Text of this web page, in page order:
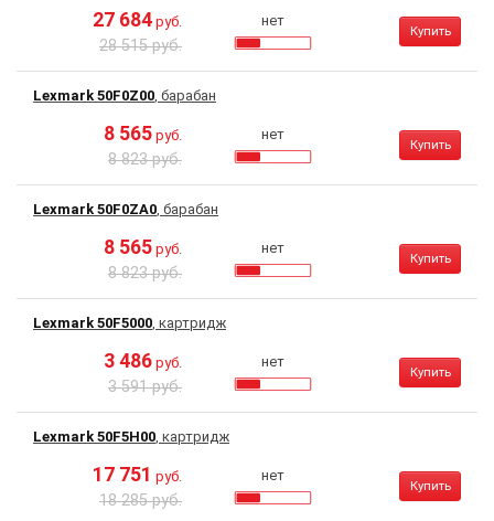
27 684 руб.
28 515 руб.
нет
Купить
Lexmark 50F0Z00, барабан
8 565 руб.
8 823 руб.
нет
Купить
Lexmark 50F0ZA0, барабан
8 565 руб.
8 823 руб.
нет
Купить
Lexmark 50F5000, картридж
3 486 руб.
3 591 руб.
нет
Купить
Lexmark 50F5H00, картридж
17 751 руб.
18 285 руб.
нет
Купить